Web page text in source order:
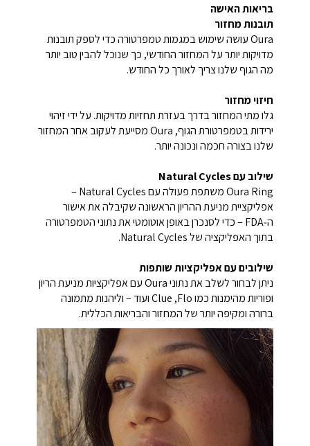
בריאות האישה
תובנות מחזור
Oura עושה שימוש במגמות טמפרטורה כדי לספק תובנות
מדויקות יותר על המחזור החודשי, כך שנוכל להבין טוב יותר
מה הגוף שלנו צריך לאורך כל החודש.
חיזוי מחזור
גלו מתי המחזור בדרך בעזרת תחזיות מדויקות. על ידי זיהוי
ירידות בטמפרטורת הגוף, Oura מסייעת לעקוב אחר המחזור
שלנו בצורה חכמה ונכונה יותר.
שילוב עם Natural Cycles
Oura Ring משתפת פעולה עם Natural Cycles –
אפליקציית מניעת ההריון הראשונה שקיבלה את אישור
ה‑FDA – כדי לסנכרן באופן אוטומטי את נתוני הטמפרטורה
בתוך האפליקציה של Natural Cycles.
שילובים עם אפליקציות שותפות
ניתן לבחור לשלב את נתוני Oura עם אפליקציות מניעת הריון
ופוריות מהימנות כמו Flo,‏ Clue ועוד – וליהנות מתמונה
ברורה ומקיפה יותר של המחזור והבריאות הכללית.